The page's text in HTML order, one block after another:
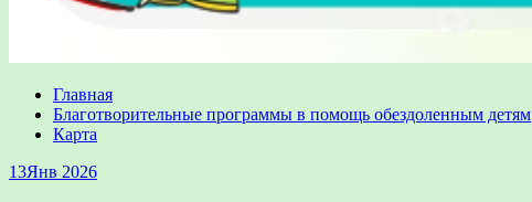
Главная
Благотворительные программы в помощь обездоленным детям
Карта
13Янв 2026